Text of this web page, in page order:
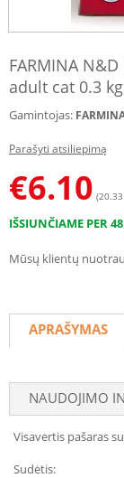
FARMINA
adult cat 0.3 kg
Gamintojas:
Parašyti atsiliepimą
€6.10
IŠSIUNČIAME PER
Mūsų klientų
APRAŠYMAS
NAUDOJIMO
Visavertis pašaras
Sudėtis: